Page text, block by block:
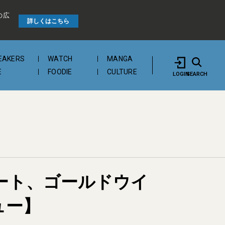
広
詳しくはこちら
WATCH
MANGA
FOODIE CULTURE LOGINSEARCH
ト、ゴールドウイ
】